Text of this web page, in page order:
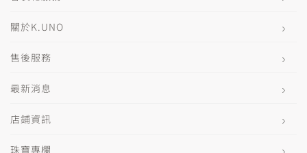
關於K.UNO
售後服務
最新消息
店鋪資訊
珠寶專欄